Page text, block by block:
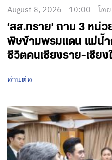
August 8, 2026 - 10:00 โด
‘สส.ทราย’ ถาม 3 หน่
พิษข้ามพรมแดน แม่น้
ชีวิตคนเชียงราย-เชียง
อ่านต่อ